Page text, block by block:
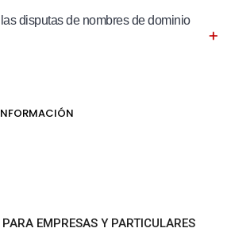
disputas de nombres de dominio
EMPRESAS Y PARTICULARES